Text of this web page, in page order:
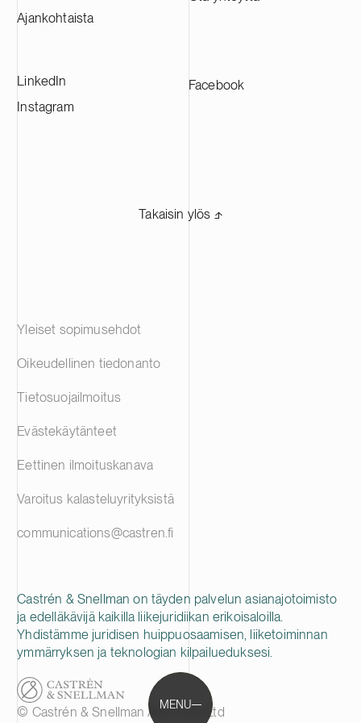
MENU
Ajankohtaista
LinkedIn
Instagram
Facebook
Takaisin ylös ⬏
Castrén & Snellman on täyden palvelun asianajotoimisto
ja edelläkävijä kaikilla liikejuridiikan erikoisaloilla.
Yhdistämme juridisen huippuosaamisen, liiketoiminnan
ymmärryksen ja teknologian kilpailueduksesi.
© Castrén & Snellman Attorneys Ltd
Yleiset sopimusehdot
Oikeudellinen tiedonanto
Tietosuojailmoitus
Evästekäytänteet
Eettinen ilmoituskanava
Varoitus kalasteluyrityksistä
communications@castren.fi